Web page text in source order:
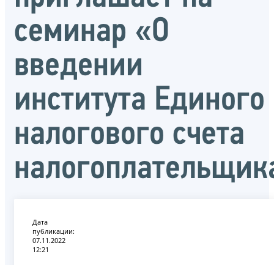
семинар «О
введении
института Единого
налогового счета
Дата
публикации:
07.11.2022
12:21